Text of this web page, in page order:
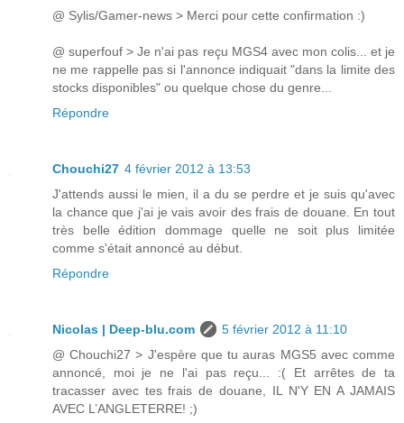
@ Sylis/Gamer-news > Merci pour cette confirmation :)
@ superfouf > Je n'ai pas reçu MGS4 avec mon colis... et je
ne me rappelle pas si l'annonce indiquait "dans la limite des
stocks disponibles" ou quelque chose du genre...
Répondre
Chouchi27 4 février 2012 à 13:53
J'attends aussi le mien, il a du se perdre et je suis qu'avec
la chance que j'ai je vais avoir des frais de douane. En tout
très belle édition dommage quelle ne soit plus limitée
comme s'était annoncé au début.
Répondre
Nicolas | Deep-blu.com
5 février 2012 à 11:10
@ Chouchi27 > J'espère que tu auras MGS5 avec comme
annoncé, moi je ne l'ai pas reçu... :( Et arrêtes de ta
tracasser avec tes frais de douane, IL N'Y EN A JAMAIS
AVEC L’ANGLETERRE! ;)